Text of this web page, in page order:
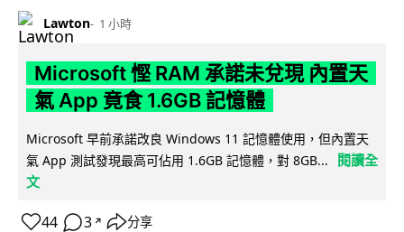
Lawton 1 小時
Microsoft 慳 RAM 承諾未兌現 內置天
氣 App 竟食 1.6GB 記憶體
Microsoft 早前承諾改良 Windows 11 記憶體使用，但內置天
氣 App 測試發現最高可佔用 1.6GB 記憶體，對 8GB...
閱讀全
文
44 3 ↗ 分享